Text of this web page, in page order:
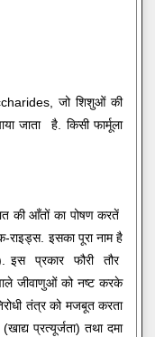
जो शिशुओं की
जाता है. किसी फार्मूला
की आँतों का पोषण करतें
राइड्स. इसका पूरा नाम है
इस प्रकार फौरी तौर
जीवाणुओं को नष्ट करके
तंत्र को मजबूत करता
प्रत्यूर्जता) तथा दमा